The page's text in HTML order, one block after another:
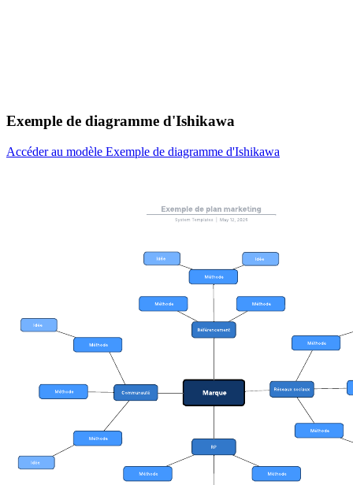
Exemple de diagramme d'Ishikawa
Accéder au modèle Exemple de diagramme d'Ishikawa